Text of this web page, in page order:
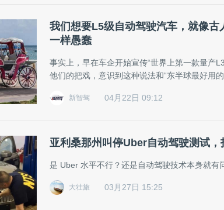
我们想要L5级自动驾驶汽车，就像古
一样愚蠢
事实上，早在车企开始宣传“世界上第一款量产
他们的把戏，意识到这种说法和“东半球最好用的
新智驾 04月22日 09:12
亚利桑那州叫停Uber自动驾驶测试
是 Uber 水平不行？还是自动驾驶技术本身就有
大壮旅 03月27日 15:25